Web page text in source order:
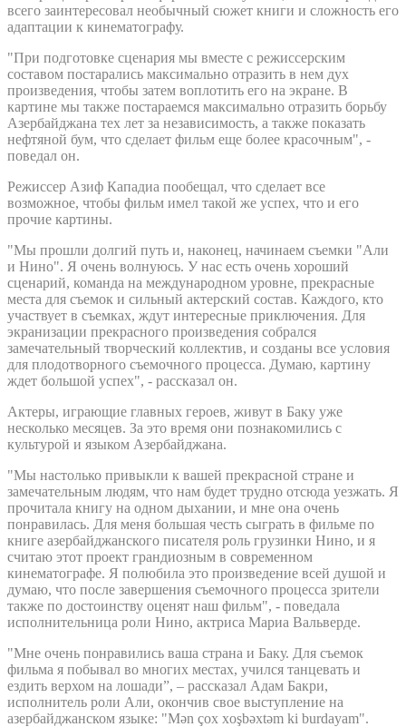
всего заинтересовал необычный сюжет книги и сложность его
адаптации к кинематографу.
"При подготовке сценария мы вместе с режиссерским
составом постарались максимально отразить в нем дух
произведения, чтобы затем воплотить его на экране. В
картине мы также постараемся максимально отразить борьбу
Азербайджана тех лет за независимость, а также показать
нефтяной бум, что сделает фильм еще более красочным", -
поведал он.
Режиссер Азиф Кападиа пообещал, что сделает все
возможное, чтобы фильм имел такой же успех, что и его
прочие картины.
"Мы прошли долгий путь и, наконец, начинаем съемки "Али
и Нино". Я очень волнуюсь. У нас есть очень хороший
сценарий, команда на международном уровне, прекрасные
места для съемок и сильный актерский состав. Каждого, кто
участвует в съемках, ждут интересные приключения. Для
экранизации прекрасного произведения собрался
замечательный творческий коллектив, и созданы все условия
для плодотворного съемочного процесса. Думаю, картину
ждет большой успех", - рассказал он.
Актеры, играющие главных героев, живут в Баку уже
несколько месяцев. За это время они познакомились с
культурой и языком Азербайджана.
"Мы настолько привыкли к вашей прекрасной стране и
замечательным людям, что нам будет трудно отсюда уезжать. Я
прочитала книгу на одном дыхании, и мне она очень
понравилась. Для меня большая честь сыграть в фильме по
книге азербайджанского писателя роль грузинки Нино, и я
считаю этот проект грандиозным в современном
кинематографе. Я полюбила это произведение всей душой и
думаю, что после завершения съемочного процесса зрители
также по достоинству оценят наш фильм", - поведала
исполнительница роли Нино, актриса Мариа Вальверде.
"Мне очень понравились ваша страна и Баку. Для съемок
фильма я побывал во многих местах, учился танцевать и
ездить верхом на лошади”, – рассказал Адам Бакри,
исполнитель роли Али, окончив свое выступление на
азербайджанском языке: "Mən çox xoşbəxtəm ki burdayam".